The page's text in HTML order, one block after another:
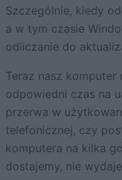
Szczególnie, kiedy
a w tym czasie
odliczanie do
Teraz nasz
odpowiedni czas na
przerwa w
telefonicznej, czy
komputera na kilka
dostajemy, nie